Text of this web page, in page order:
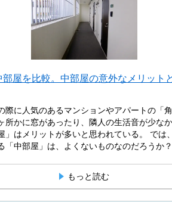
屋を比較。中部屋の意外なメリット
際に人気のあるマンションやアパートの「角
所かに窓があったり、隣人の生活音が少な
メリットが多いと思われている。 では、両隣に他
「中部屋」は、よくないものなのだろうか？
もっと読む